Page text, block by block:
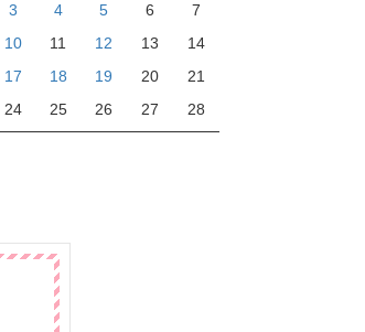
3 4 5 6
7
10 11 12 13
14
17 18 19 20
21
24 25 26 27 28